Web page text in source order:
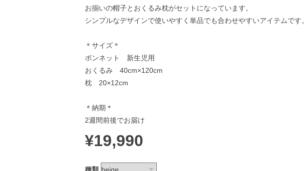
お揃いの帽子とおくるみ枕がセットになっています。
シンプルなデザインで使いやすく単品でも合わせやすいアイテムです
＊サイズ＊
ボンネット 新生児用
おくるみ 40cm×120cm
枕 20×12cm
＊納期＊
2週間前後でお届け
¥19,990